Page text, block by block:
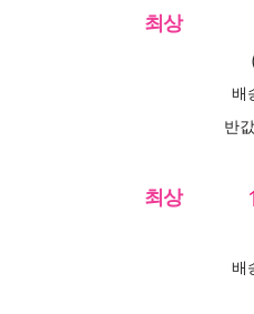
최상
배
반
최상
배